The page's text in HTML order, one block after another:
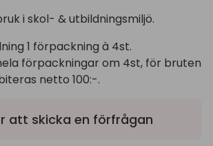
i skol- & utbildningsmiljö.
1 förpackning à 4st.
förpackningar om 4st, för bruten
netto 100:-.
att skicka en förfrågan